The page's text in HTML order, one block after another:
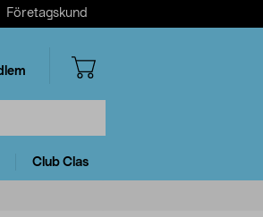
Företagskund
Club Clas